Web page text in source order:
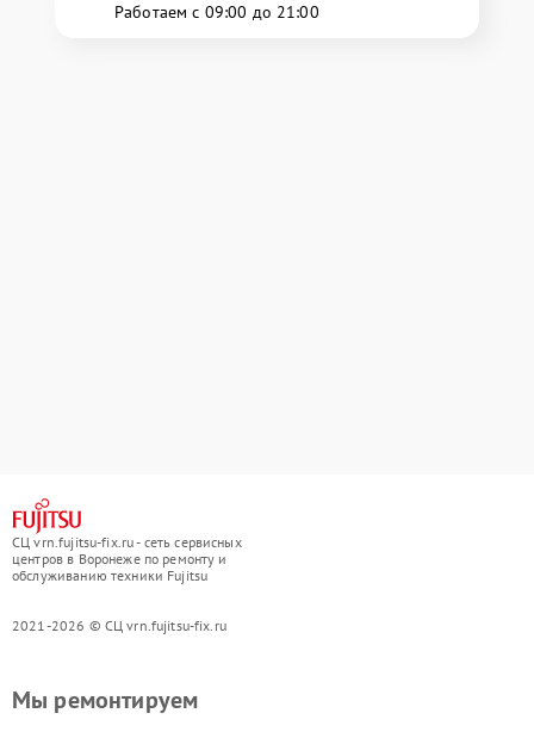
Работаем с 09:00 до 21:00
СЦ vrn.fujitsu-fix.ru - сеть сервисных
центров в Воронеже по ремонту и
обслуживанию техники Fujitsu
2021-2026 © СЦ vrn.fujitsu-fix.ru
Мы ремонтируем